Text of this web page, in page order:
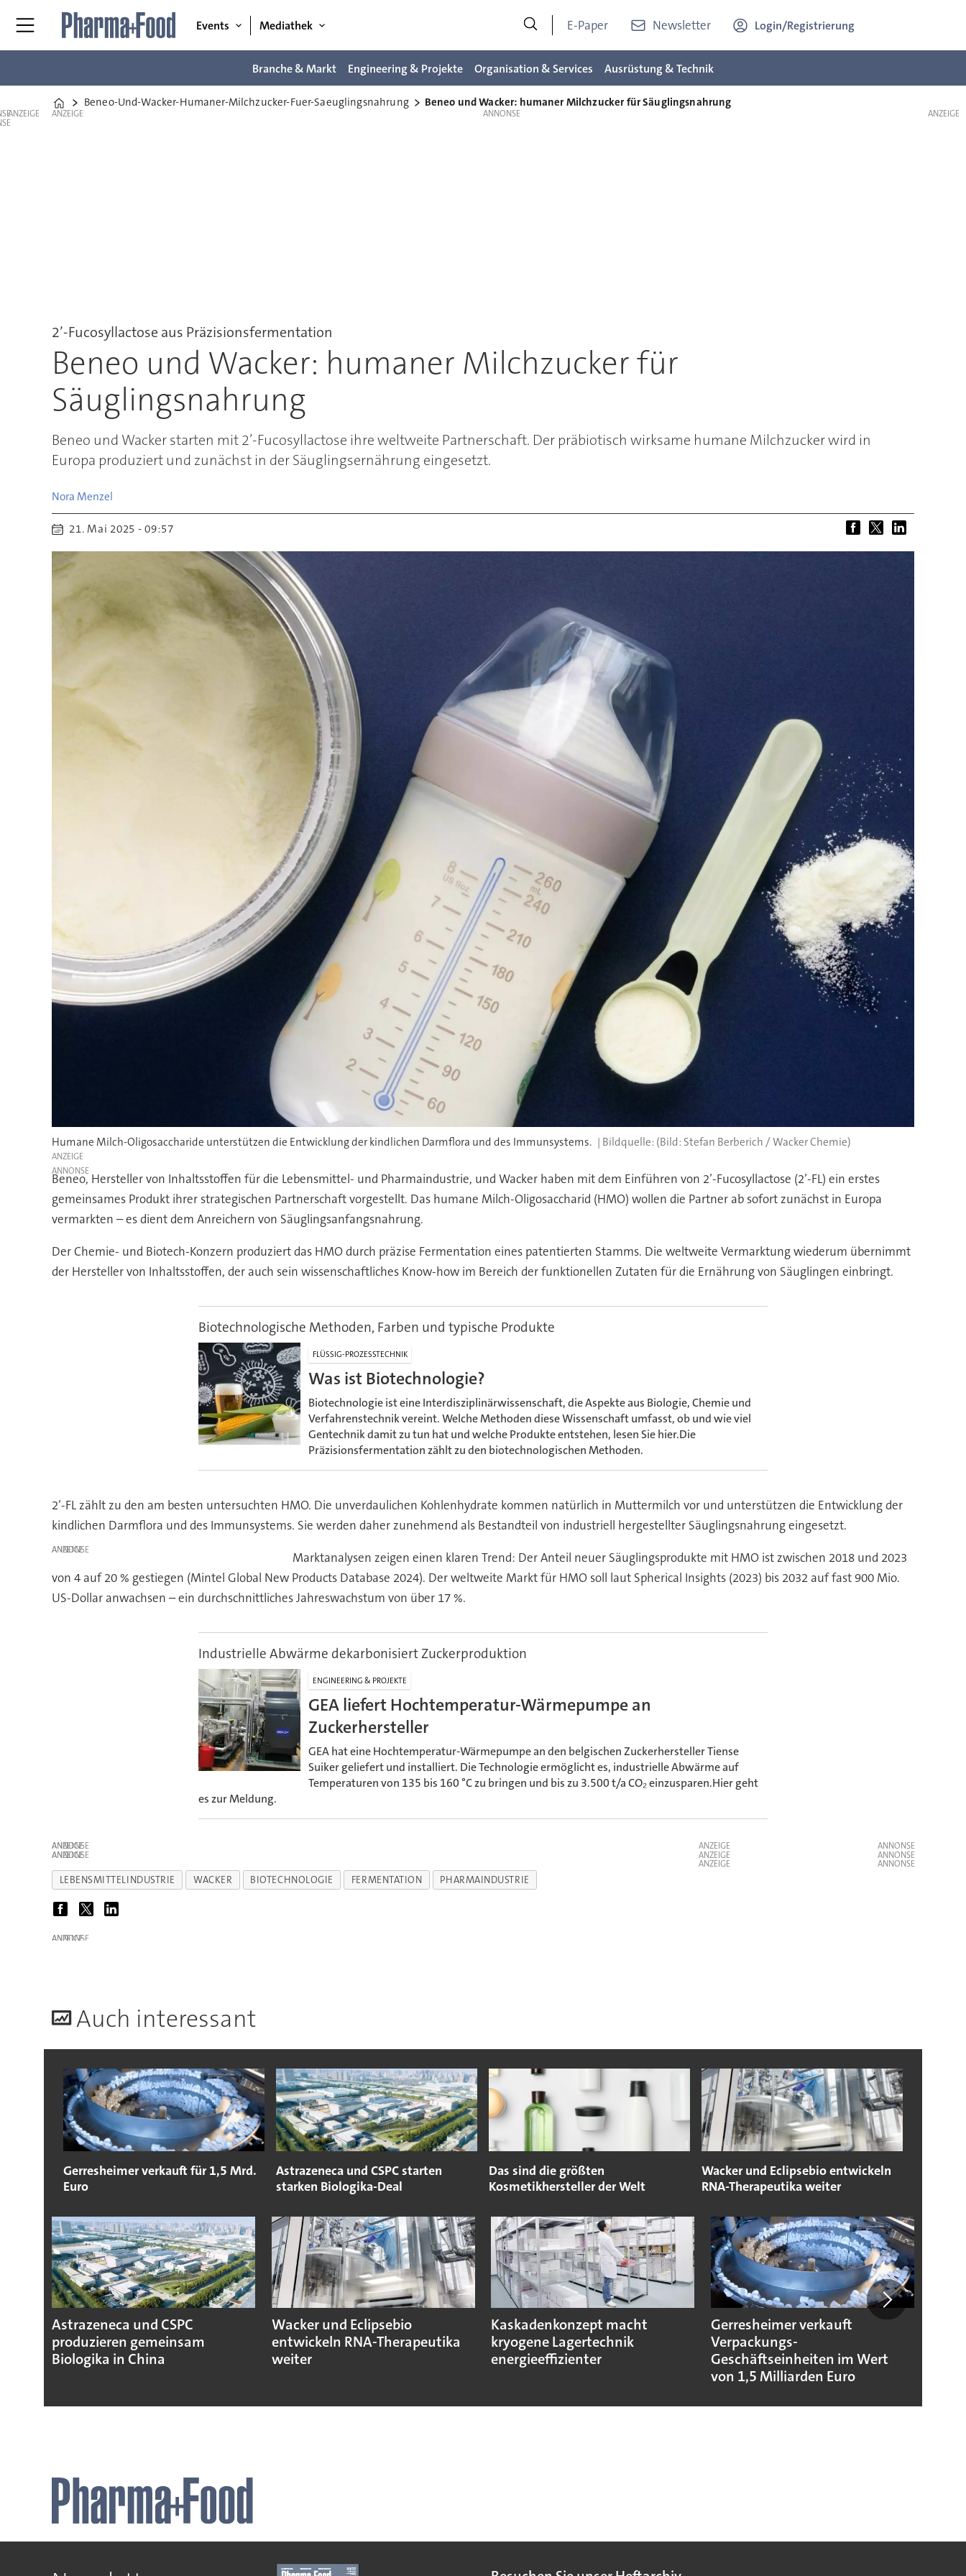
Events Mediathek E-Paper Newsletter Login/Registrierung
Branche & Markt Engineering & Projekte Organisation & Services Ausrüstung & Technik
Home
Beneo-Und-Wacker-Humaner-Milchzucker-Fuer-Saeuglingsnahrung Beneo und Wacker: humaner Milchzucker für Säuglingsnahrung
ANZEIGE ANZEIGE
2’-Fucosyllactose aus Präzisionsfermentation
Beneo und Wacker: humaner Milchzucker für
Säuglingsnahrung
Beneo und Wacker starten mit 2’-Fucosyllactose ihre weltweite Partnerschaft. Der präbiotisch wirksame humane Milchzucker wird in
Europa produziert und zunächst in der Säuglingsernährung eingesetzt.
Nora Menzel
21. Mai 2025 - 09:57
Humane Milch-Oligosaccharide unterstützen die Entwicklung der kindlichen Darmflora und des Immunsystems. (Bild: Stefan Berberich / Wacker Chemie)
ANZEIGE
Beneo, Hersteller von Inhaltsstoffen für die Lebensmittel- und Pharmaindustrie, und Wacker haben mit dem Einführen von 2’-Fucosyllactose (2’-FL) ein erstes
gemeinsames Produkt ihrer strategischen Partnerschaft vorgestellt. Das humane Milch-Oligosaccharid (HMO) wollen die Partner ab sofort zunächst in Europa
vermarkten – es dient dem Anreichern von Säuglingsanfangsnahrung.
Der Chemie- und Biotech-Konzern produziert das HMO durch präzise Fermentation eines patentierten Stamms. Die weltweite Vermarktung wiederum übernimmt
der Hersteller von Inhaltsstoffen, der auch sein wissenschaftliches Know-how im Bereich der funktionellen Zutaten für die Ernährung von Säuglingen einbringt.
Biotechnologische Methoden, Farben und typische Produkte
FLÜSSIG-PROZESSTECHNIK
Was ist Biotechnologie?
Biotechnologie ist eine Interdisziplinärwissenschaft, die Aspekte aus Biologie, Chemie und
Verfahrenstechnik vereint. Welche Methoden diese Wissenschaft umfasst, ob und wie viel
Gentechnik damit zu tun hat und welche Produkte entstehen, lesen Sie hier.Die
Präzisionsfermentation zählt zu den biotechnologischen Methoden.
2’-FL zählt zu den am besten untersuchten HMO. Die unverdaulichen Kohlenhydrate kommen natürlich in Muttermilch vor und unterstützen die Entwicklung der
kindlichen Darmflora und des Immunsystems. Sie werden daher zunehmend als Bestandteil von industriell hergestellter Säuglingsnahrung eingesetzt.
ANZEIGE
Marktanalysen zeigen einen klaren Trend: Der Anteil neuer Säuglingsprodukte mit HMO ist zwischen 2018 und 2023
von 4 auf 20 % gestiegen (Mintel Global New Products Database 2024). Der weltweite Markt für HMO soll laut Spherical Insights (2023) bis 2032 auf fast 900 Mio.
US-Dollar anwachsen – ein durchschnittliches Jahreswachstum von über 17 %.
Industrielle Abwärme dekarbonisiert Zuckerproduktion
ENGINEERING & PROJEKTE
GEA liefert Hochtemperatur-Wärmepumpe an
Zuckerhersteller
GEA hat eine Hochtemperatur-Wärmepumpe an den belgischen Zuckerhersteller Tiense
Suiker geliefert und installiert. Die Technologie ermöglicht es, industrielle Abwärme auf
Temperaturen von 135 bis 160 °C zu bringen und bis zu 3.500 t/a CO₂ einzusparen.Hier geht
es zur Meldung.
ANZEIGE
ANZEIGE
ANZEIGE
ANZEIGE
ANZEIGE
LEBENSMITTELINDUSTRIE WACKER BIOTECHNOLOGIE FERMENTATION PHARMAINDUSTRIE
ANZEIGE
Auch interessant
Gerresheimer verkauft für 1,5 Mrd.
Euro
Astrazeneca und CSPC starten
starken Biologika-Deal
Das sind die größten
Kosmetikhersteller der Welt
Wacker und Eclipsebio entwickeln
RNA-Therapeutika weiter
Astrazeneca und CSPC
produzieren gemeinsam
Biologika in China
Wacker und Eclipsebio
entwickeln RNA-Therapeutika
weiter
Kaskadenkonzept macht
kryogene Lagertechnik
energieeffizienter
Gerresheimer verkauft
Verpackungs-
Geschäftseinheiten im Wert
von 1,5 Milliarden Euro
ANZEIGE